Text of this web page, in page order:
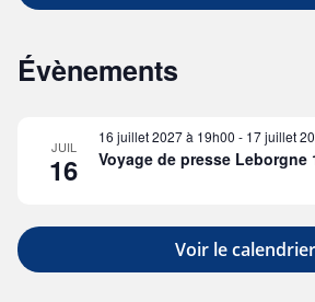
Évènements
JUIL
16
16 juillet 2027 à 19h00 - 17 juillet
Voyage de presse Leborgne
Voir le calendrier